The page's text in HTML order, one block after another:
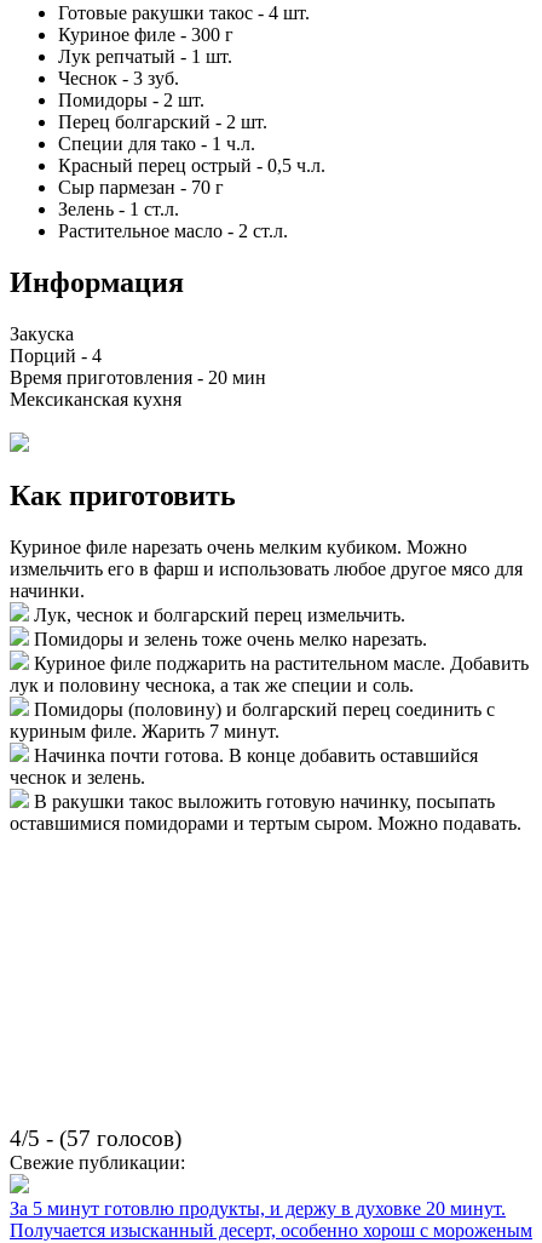
Готовые ракушки такос - 4 шт.
Куриное филе - 300 г
Лук репчатый - 1 шт.
Чеснок - 3 зуб.
Помидоры - 2 шт.
Перец болгарский - 2 шт.
Специи для тако - 1 ч.л.
Красный перец острый - 0,5 ч.л.
Сыр пармезан - 70 г
Зелень - 1 ст.л.
Растительное масло - 2 ст.л.
Информация
Закуска
Порций - 4
Время приготовления - 20 мин
Мексиканская кухня
Как приготовить
Куриное филе нарезать очень мелким кубиком. Можно
измельчить его в фарш и использовать любое другое мясо для
начинки.
Лук, чеснок и болгарский перец измельчить.
Помидоры и зелень тоже очень мелко нарезать.
Куриное филе поджарить на растительном масле. Добавить
лук и половину чеснока, а так же специи и соль.
Помидоры (половину) и болгарский перец соединить с
куриным филе. Жарить 7 минут.
Начинка почти готова. В конце добавить оставшийся
чеснок и зелень.
В ракушки такос выложить готовую начинку, посыпать
оставшимися помидорами и тертым сыром. Можно подавать.
4/5 - (57 голосов)
Свежие публикации:
За 5 минут готовлю продукты, и держу в духовке 20 минут.
Получается изысканный десерт, особенно хорош с мороженым